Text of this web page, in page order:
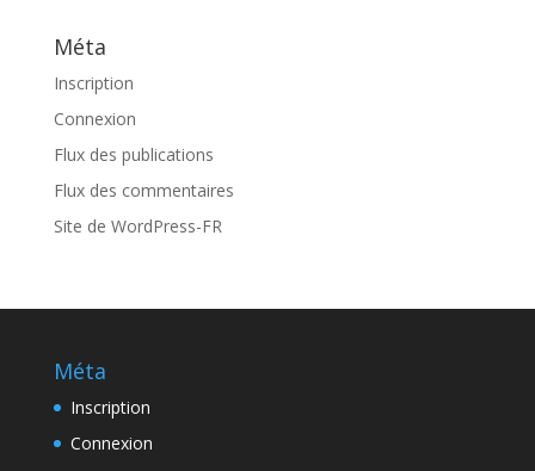
Méta
Inscription
Connexion
Flux des publications
Flux des commentaires
Site de WordPress-FR
Méta
Inscription
Connexion